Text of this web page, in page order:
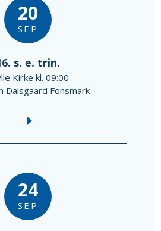
20
SEP
s. e. trin.
Kirke kl. 09:00
Dalsgaard Fonsmark
24
SEP